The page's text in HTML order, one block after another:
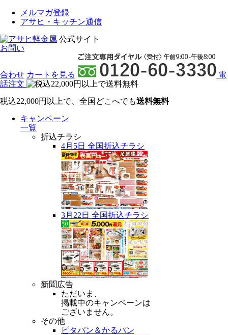
メルマガ登録
アサヒ・キッチン通信
公式サイト
お問い
合わせ カート を見る
電
話注文
税込22,000円以上で、全国どこへでも送料無料
キャンペーン
一覧
折込チラシ
4月5日 全国折込チラシ
3月22日 全国折込チラシ
新聞広告
ただいま、
掲載中のキャンペーンは
ございません。
その他
ピタパン＆かるパン